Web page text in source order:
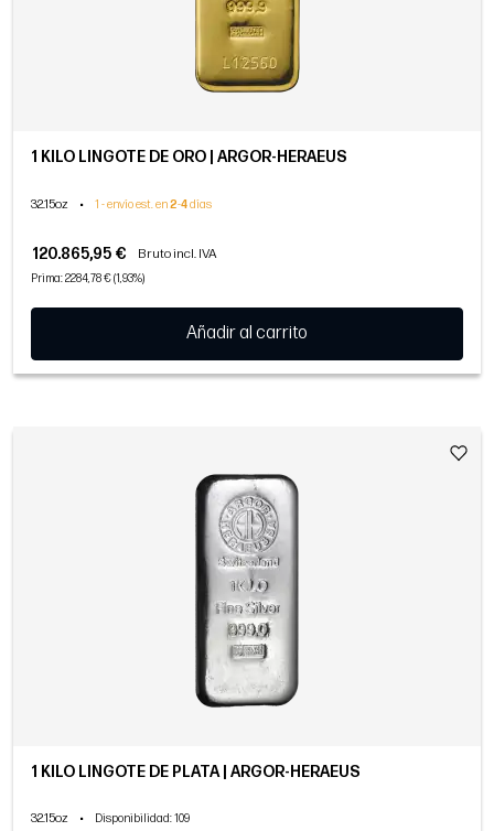
1 KILO LINGOTE DE ORO | ARGOR-HERAEUS
32.15oz • 1 - envío est. en2-4días
120.865,95 € Bruto incl. IVA
Prima: 2284,78 € (1,93%)
Añadir al carrito
1 KILO LINGOTE DE PLATA | ARGOR-HERAEUS
32.15oz • Disponibilidad: 109